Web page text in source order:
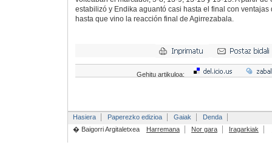
estabilizó y Endika aguantó casi hasta el final con ventajas
hasta que vino la reacción final de Agirrezabala.
Gehitu artikuloa:
Hasiera Paperezko edizioa Gaiak
Denda
� Baigorri Argitaletxea
Harremana Nor gara Iragarkiak